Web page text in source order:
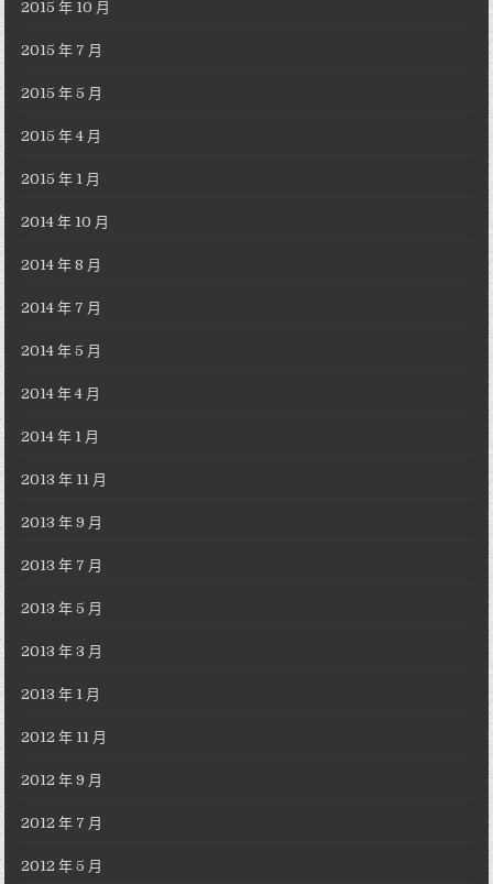
2015 年 10 月
2015 年 7 月
2015 年 5 月
2015 年 4 月
2015 年 1 月
2014 年 10 月
2014 年 8 月
2014 年 7 月
2014 年 5 月
2014 年 4 月
2014 年 1 月
2013 年 11 月
2013 年 9 月
2013 年 7 月
2013 年 5 月
2013 年 3 月
2013 年 1 月
2012 年 11 月
2012 年 9 月
2012 年 7 月
2012 年 5 月